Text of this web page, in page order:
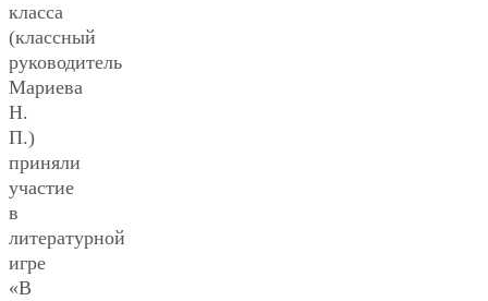
класса
(классный
руководитель
Мариева
Н.
П.)
приняли
участие
в
литературной
игре
«В